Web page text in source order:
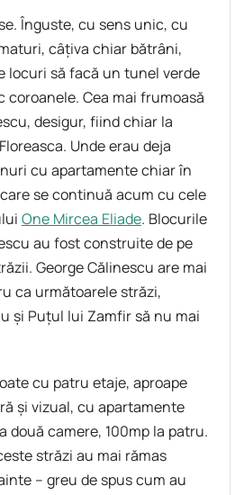
Înguste, cu sens unic, cu
câțiva chiar bătrâni,
locuri să facă un tunel verde
coroanele. Cea mai frumoasă
desigur, fiind chiar la
Unde erau deja
cu apartamente chiar în
se continuă acum cu cele
One Mircea Eliade. Blocurile
au fost construite de pe
George Călinescu are mai
ca următoarele străzi,
și Puțul lui Zamfir să nu mai
cu patru etaje, aproape
și vizual, cu apartamente
două camere, 100mp la patru.
străzi au mai rămas
– greu de spus cum au